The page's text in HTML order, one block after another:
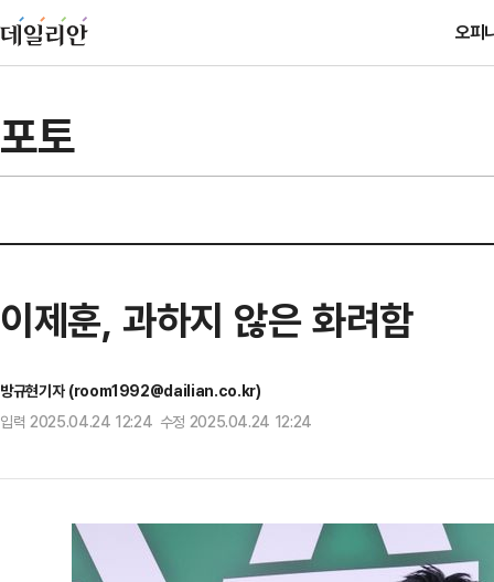
오피
포토
이제훈, 과하지 않은 화려함
방규현기자 (room1992@dailian.co.kr)
입력 2025.04.24 12:24 수정 2025.04.24 12:24